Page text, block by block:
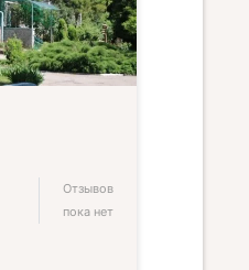
Отзывов
пока нет